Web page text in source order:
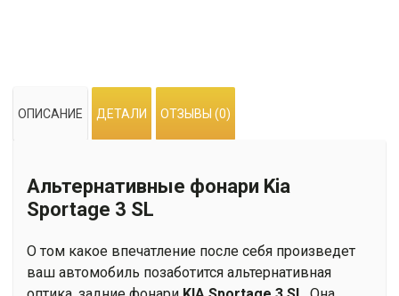
ОПИСАНИЕ ДЕТАЛИ ОТЗЫВЫ (0)
Альтернативные фонари Kia
Sportage 3 SL
О том какое впечатление после себя произведет
ваш автомобиль позаботится альтернативная